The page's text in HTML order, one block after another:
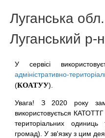
Луганська
Луганський р-н
У сервісі
адміністративно-
(КОАТУУ).
Увага! З 2020 року
використовується КАТОТТГ
територіальних одиниць
громад). У зв'язку з цим